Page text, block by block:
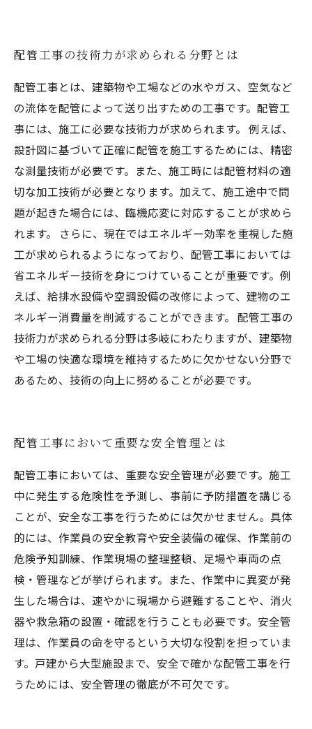
配管工事の技術力が求められる分野とは
配管工事とは、建築物や工場などの水やガス、空気など
の流体を配管によって送り出すための工事です。配管工
事には、施工に必要な技術力が求められます。 例えば、
設計図に基づいて正確に配管を施工するためには、精密
な測量技術が必要です。また、施工時には配管材料の適
切な加工技術が必要となります。加えて、施工途中で問
題が起きた場合には、臨機応変に対応することが求めら
れます。 さらに、現在ではエネルギー効率を重視した施
工が求められるようになっており、配管工事においては
省エネルギー技術を身につけていることが重要です。例
えば、給排水設備や空調設備の改修によって、建物のエ
ネルギー消費量を削減することができます。 配管工事の
技術力が求められる分野は多岐にわたりますが、建築物
や工場の快適な環境を維持するために欠かせない分野で
あるため、技術の向上に努めることが必要です。
配管工事において重要な安全管理とは
配管工事においては、重要な安全管理が必要です。施工
中に発生する危険性を予測し、事前に予防措置を講じる
ことが、安全な工事を行うためには欠かせません。具体
的には、作業員の安全教育や安全装備の確保、作業前の
危険予知訓練、作業現場の整理整頓、足場や車両の点
検・管理などが挙げられます。また、作業中に異変が発
生した場合は、速やかに現場から避難することや、消火
器や救急箱の設置・確認を行うことも必要です。安全管
理は、作業員の命を守るという大切な役割を担っていま
す。戸建から大型施設まで、安全で確かな配管工事を行
うためには、安全管理の徹底が不可欠です。